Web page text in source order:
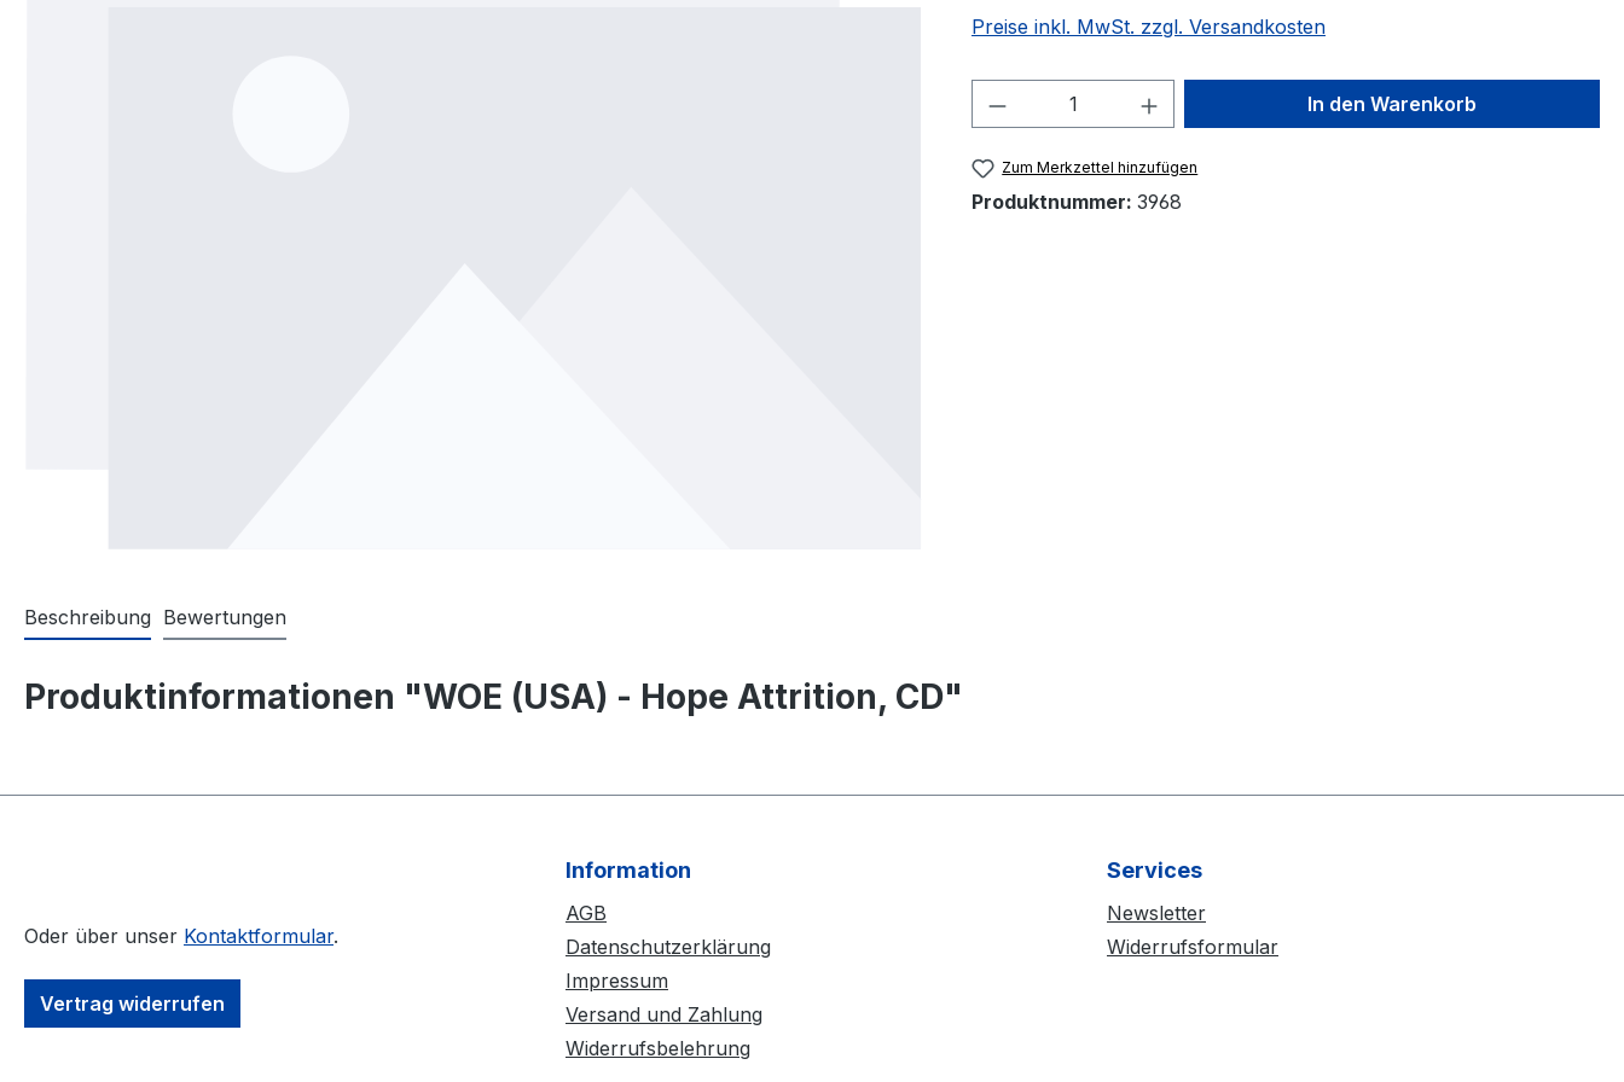
Preise inkl. MwSt. zzgl. Versandkosten
Produkt Anzahl: Gib den gewünschten Wert
In den Warenkorb
Zum Merkzettel hinzufügen
Produktnummer: 3968
Beschreibung Bewertungen
Produktinformationen "WOE (USA) - Hope Attrition, CD"
Oder über unser Kontaktformular.
Vertrag widerrufen
Information
AGB
Datenschutzerklärung
Impressum
Versand und Zahlung
Widerrufsbelehrung
Services
Newsletter
Widerrufsformular